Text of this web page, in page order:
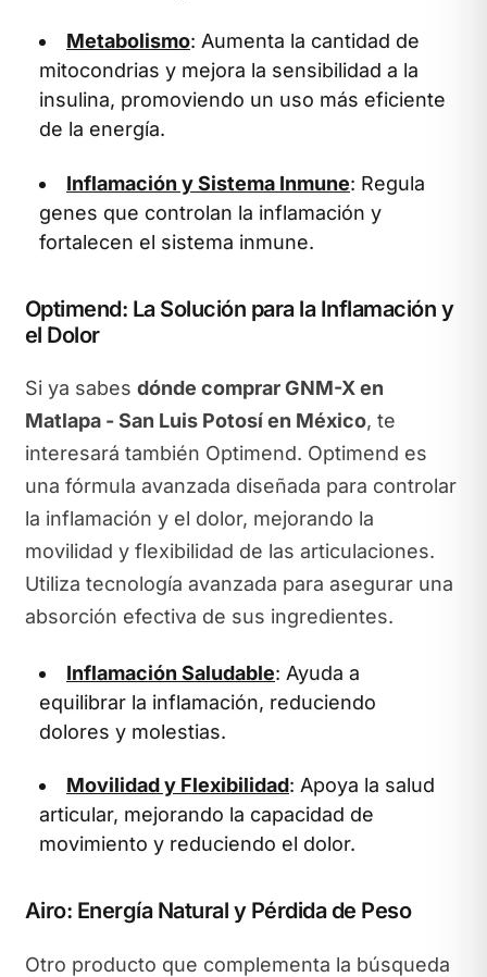
Metabolismo: Aumenta la cantidad de
mitocondrias y mejora la sensibilidad a la
insulina, promoviendo un uso más eficiente
de la energía.
Inflamación y Sistema Inmune: Regula
genes que controlan la inflamación y
fortalecen el sistema inmune.
Optimend: La Solución para la Inflamación y
el Dolor
Si ya sabes dónde comprar GNM-X en
Matlapa - San Luis Potosí en México, te
interesará también Optimend. Optimend es
una fórmula avanzada diseñada para controlar
la inflamación y el dolor, mejorando la
movilidad y flexibilidad de las articulaciones.
Utiliza tecnología avanzada para asegurar una
absorción efectiva de sus ingredientes.
Inflamación Saludable: Ayuda a
equilibrar la inflamación, reduciendo
dolores y molestias.
Movilidad y Flexibilidad: Apoya la salud
articular, mejorando la capacidad de
movimiento y reduciendo el dolor.
Airo: Energía Natural y Pérdida de Peso
Otro producto que complementa la búsqueda